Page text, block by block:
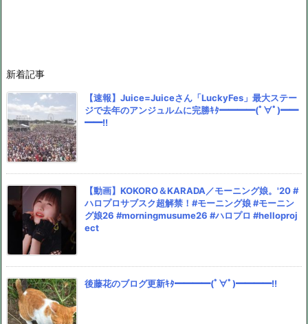
新着記事
【速報】Juice=Juiceさん「LuckyFes」最大ステー
ジで去年のアンジュルムに完勝ｷﾀ━━━━(ﾟ∀ﾟ)━━
━━!!
【動画】KOKORO＆KARADA／モーニング娘。'20 #
ハロプロサブスク超解禁！#モーニング娘 #モーニン
グ娘26 #morningmusume26 #ハロプロ #helloproj
ect
後藤花のブログ更新ｷﾀ━━━━(ﾟ∀ﾟ)━━━━!!